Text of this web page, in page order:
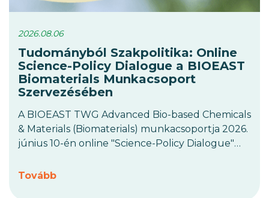
2026.08.06
Tudományból Szakpolitika: Online
Science-Policy Dialogue a BIOEAST
Biomaterials Munkacsoport
Szervezésében
A BIOEAST TWG Advanced Bio-based Chemicals
& Materials (Biomaterials) munkacsoportja 2026.
június 10-én online "Science-Policy Dialogue"
anyagokkal kapcsolatos tudományos
Tovább